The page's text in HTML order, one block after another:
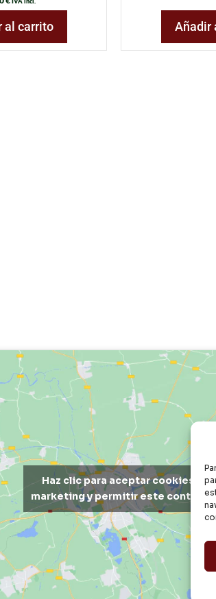
al carrito Añadir
Haz clic para aceptar cookies de
marketing y permitir este